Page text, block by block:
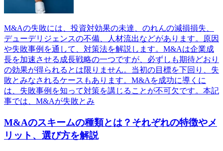
M&Aの失敗には、投資対効果の未達、のれんの減損損失、
デューデリジェンスの不備、人材流出などがあります。原因
や失敗事例を通して、対策法を解説します。M&Aは企業成
長を加速させる成長戦略の一つですが、必ずしも期待どおり
の効果が得られるとは限りません。当初の目標を下回り、失
敗とみなされるケースもあります。M&Aを成功に導くに
は、失敗事例を知って対策を講じることが不可欠です。本記
事では、M&Aが失敗とみ
M&Aのスキームの種類とは？それぞれの特徴やメ
リット、選び方を解説